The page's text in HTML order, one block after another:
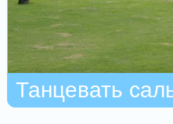
Танцевать